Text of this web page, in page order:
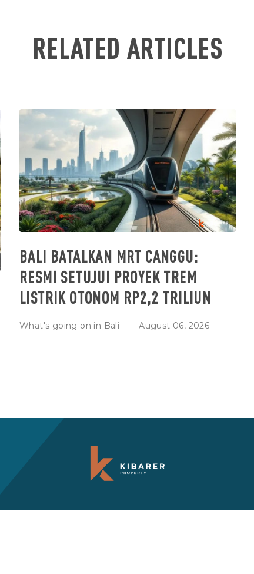
RELATED ARTICLES
BALI BATALKAN MRT CANGGU:
RESMI SETUJUI PROYEK TREM
LISTRIK OTONOM RP2,2 TRILIUN
What's going on in Bali August 06, 2026